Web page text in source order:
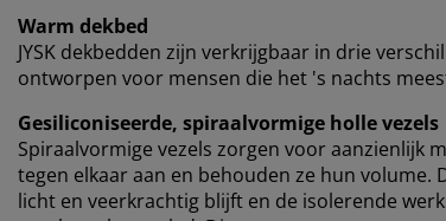
Warm dekbed
JYSK dekbedden zijn verkrijgbaar in drie
ontworpen voor mensen die het 's nachts
Gesiliconiseerde, spiraalvormige holle vezels
Spiraalvormige vezels zorgen voor aanzienlijk
tegen elkaar aan en behouden ze hun
licht en veerkrachtig blijft en de isolerende